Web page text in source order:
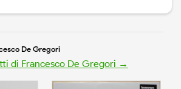
De Gregori
di Francesco De Gregori →